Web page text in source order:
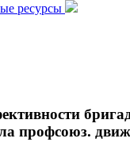
ресурсы
профсоюз.